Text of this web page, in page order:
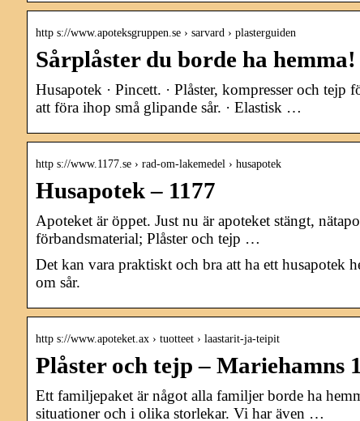
http s://www.apoteksgruppen.se › sarvard › plasterguiden
Sårplåster du borde ha
Husapotek · Pincett. · Plåster, kompresser och tejp
att föra ihop små glipande sår. · Elastisk …
http s://www.1177.se › rad-om-lakemedel › husapotek
Husapotek – 1177
Apoteket är öppet. Just nu är apoteket stängt,
förbandsmaterial; Plåster och tejp …
Det kan vara praktiskt och bra att ha ett husapotek
om sår.
http s://www.apoteket.ax › tuotteet › laastarit-ja-teipit
Plåster och tejp – Mariehamns
Ett familjepaket är något alla familjer borde ha
situationer och i olika storlekar. Vi har även …